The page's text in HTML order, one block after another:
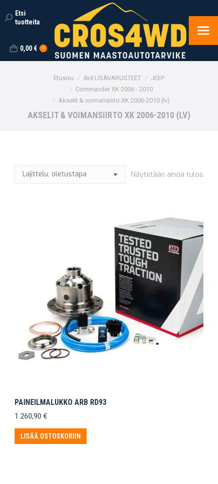
Search:
Etsi
tuotteita
0,00 € 0
You are here:Etusivu 4x4 LISÄVARUSTEET
JEEP
Commander XK 2006 - 2010
Akselit & voimansiirto XK 2006-2010 (lv)
AKSELIT & VOIMANSIIRTO XK 2006-2010 (LV)
Näytetään ainoa tulos
PAINEILMALUKKO ARB RD93
1 260,90 €
LISÄÄ OSTOSKORIIN